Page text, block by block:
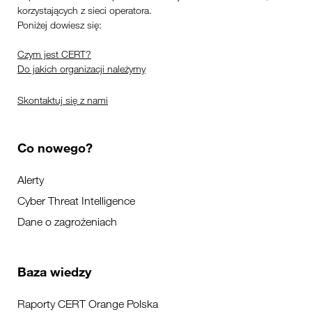
korzystających z sieci operatora.
Poniżej dowiesz się:
Czym jest CERT?
Do jakich organizacji należymy
Skontaktuj się z nami
Co nowego?
Alerty
Cyber Threat Intelligence
Dane o zagrożeniach
Baza wiedzy
Raporty CERT Orange Polska